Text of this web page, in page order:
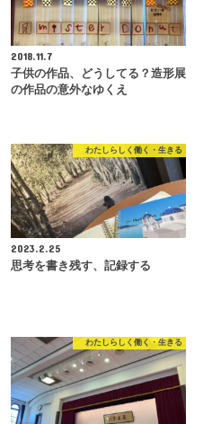
2018.11.7
子供の作品、どうしてる？造形展
の作品の意外なゆくえ
わたしらしく働く・生きる
2023.2.25
思考を書き残す、記録する
わたしらしく働く・生きる